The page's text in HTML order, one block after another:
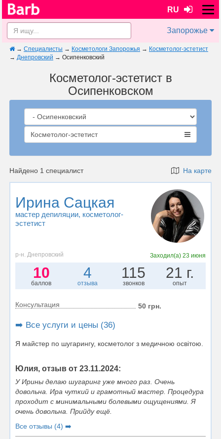
RU
Запорожье
→ Специалисты → Косметологи Запорожья → Косметолог-эстетист
→ Днепровский → Осипенковский
Косметолог-эстетист в
Осипенковском
Косметолог-эстетист
Найдено 1 специалист На карте
Ирина Сацкая
мастер депиляции, косметолог-
эстетист
р-н. Днепровский Заходил(а) 23 июня
10
баллов
4
отзыва
115
звонков
21 г.
опыт
Консультация 50 грн.
➡️ Все услуги и цены (36)
Я майстер по шугарингу, косметолог з медичною освітою.
Юлия, отзыв от 23.11.2024:
У Ирины делаю шугаринг уже много раз. Очень
довольна. Ира чуткий и грамотный мастер. Процедура
проходит с минимальными болевыми ощущениями. Я
очень довольна. Прийду ещё.
Все отзывы (4) ➡️